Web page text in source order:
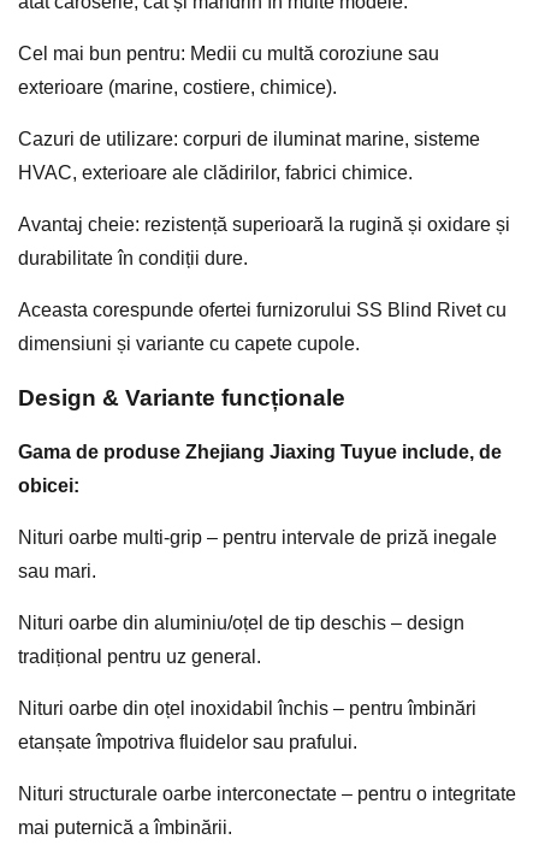
Cel mai bun pentru: Medii cu multă coroziune sau
exterioare (marine, costiere, chimice).
Cazuri de utilizare: corpuri de iluminat marine, sisteme
HVAC, exterioare ale clădirilor, fabrici chimice.
Avantaj cheie: rezistență superioară la rugină și oxidare și
durabilitate în condiții dure.
Aceasta corespunde ofertei furnizorului SS Blind Rivet cu
dimensiuni și variante cu capete cupole.
Design & Variante funcționale
Gama de produse Zhejiang Jiaxing Tuyue include, de
obicei:
Nituri oarbe multi-grip – pentru intervale de priză inegale
sau mari.
Nituri oarbe din aluminiu/oțel de tip deschis – design
tradițional pentru uz general.
Nituri oarbe din oțel inoxidabil închis – pentru îmbinări
etanșate împotriva fluidelor sau prafului.
Nituri structurale oarbe interconectate – pentru o integritate
mai puternică a îmbinării.